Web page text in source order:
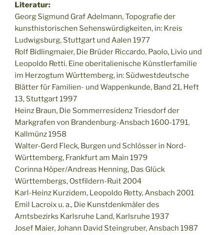
Literatur:
Georg Sigmund Graf Adelmann, Topografie der
kunsthistorischen Sehenswürdigkeiten, in: Kreis
Ludwigsburg, Stuttgart und Aalen 1977
Rolf Bidlingmaier, Die Brüder Riccardo, Paolo, Livio und
Leopoldo Retti. Eine oberitalienische Künstlerfamilie
im Herzogtum Württemberg, in: Südwestdeutsche
Blätter für Familien- und Wappenkunde, Band 21, Heft
13, Stuttgart 1997
Heinz Braun, Die Sommerresidenz Triesdorf der
Markgrafen von Brandenburg-Ansbach 1600-1791,
Kallmünz 1958
Walter-Gerd Fleck, Burgen und Schlösser in Nord-
Württemberg, Frankfurt am Main 1979
Corinna Höper/Andreas Henning, Das Glück
Württembergs, Ostfildern-Ruit 2004
Karl-Heinz Kurzidem, Leopoldo Retty, Ansbach 2001
Emil Lacroix u. a., Die Kunstdenkmäler des
Amtsbezirks Karlsruhe Land, Karlsruhe 1937
Josef Maier, Johann David Steingruber, Ansbach 1987